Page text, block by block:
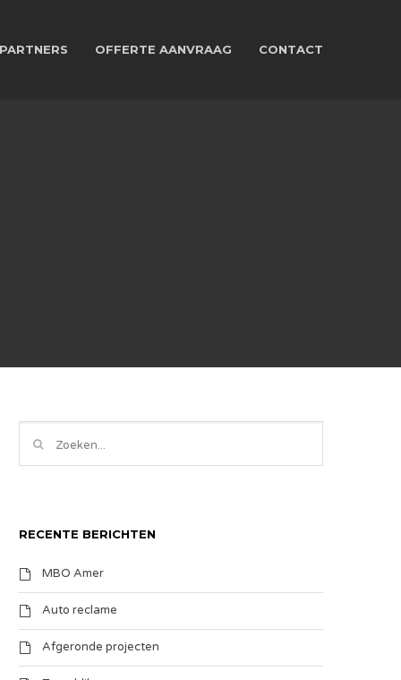
PARTNERS OFFERTE AANVRAAG CONTACT
RECENTE BERICHTEN
MBO Amer
Auto reclame
Afgeronde projecten